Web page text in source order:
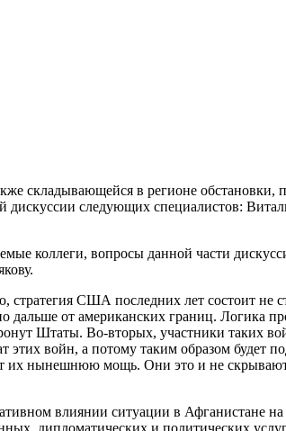
в регионе обстановки,
следующих специалистов:
коллеги, вопросы данной части
США последних лет состоит не
от американских границ. Логика
Штаты. Во-вторых, участники таких
войн, а потому таким образом будет
их нынешнюю мощь. Они это и не
влиянии ситуации в Афганистане
дипломатических и политических